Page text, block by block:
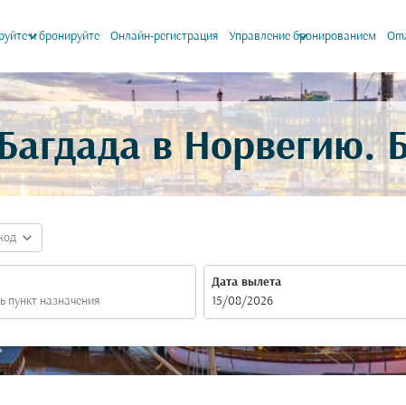
и бронируйте
keyboard_arrow_down Онлайн-регистрация Управление бронированием
keyboard_arrow_down
в Норвегию.
expand_more
Дата вылета
fc-booking-departure-date-aria-label
15/08/2026